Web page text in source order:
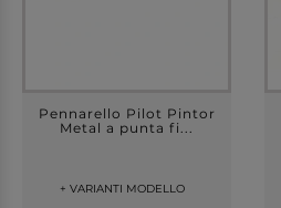
Pennarello Pilot Pintor
Metal a punta fi...
+ VARIANTI MODELLO